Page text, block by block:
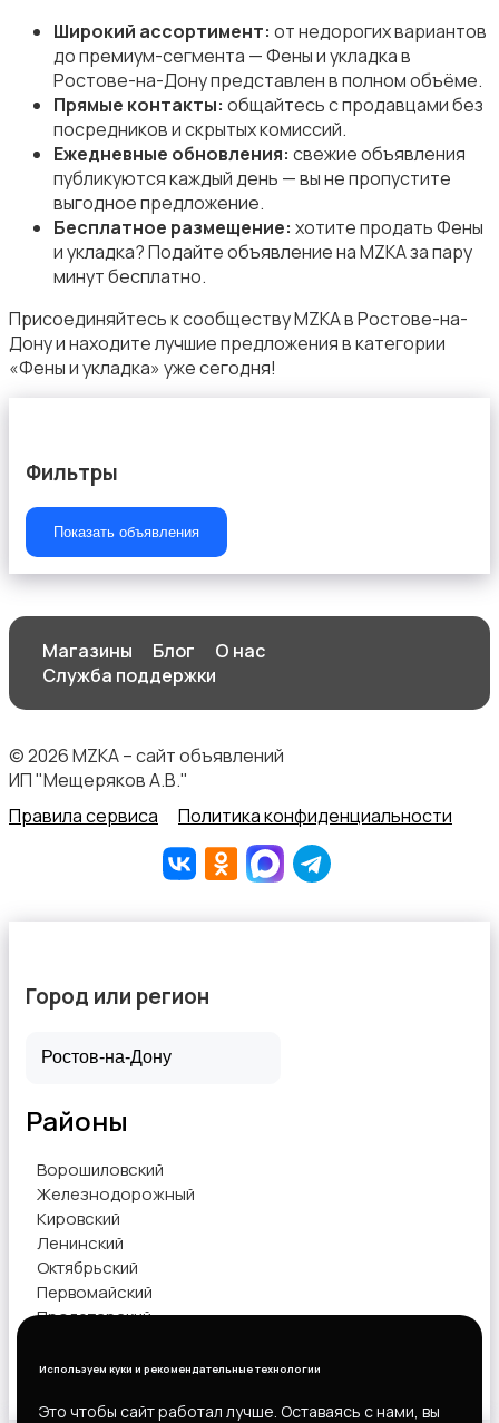
Средства для гигиены
Другое
Широкий ассортимент: от недорогих вариантов
до премиум-сегмента — Фены и укладка в
Ростове-на-Дону представлен в полном объёме.
Прямые контакты: общайтесь с продавцами без
посредников и скрытых комиссий.
Ежедневные обновления: свежие объявления
публикуются каждый день — вы не пропустите
выгодное предложение.
Бесплатное размещение: хотите продать Фены
и укладка? Подайте объявление на MZKA за пару
минут бесплатно.
Присоединяйтесь к сообществу MZKA в Ростове-на-
Дону и находите лучшие предложения в категории
«Фены и укладка» уже сегодня!
Фильтры
Показать объявления
Магазины Блог
О нас
Служба поддержки
© 2026 MZKA – сайт объявлений
ИП "Мещеряков А.В."
Правила сервиса
Политика конфиденциальности
Используем куки и рекомендательные технологии
Это чтобы сайт работал лучше. Оставаясь с нами, вы
Город или регион
Районы
Ворошиловский
Железнодорожный
Кировский
Ленинский
Октябрьский
Первомайский
Пролетарский
Показать объявления